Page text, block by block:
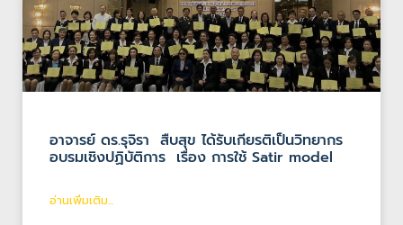
อาจารย์ ดร.รุจิรา สืบสุข ได้รับเกียรติเป็นวิทยากร
อบรมเชิงปฏิบัติการ เรื่อง การใช้ Satir model
อ่านเพิ่มเติม...